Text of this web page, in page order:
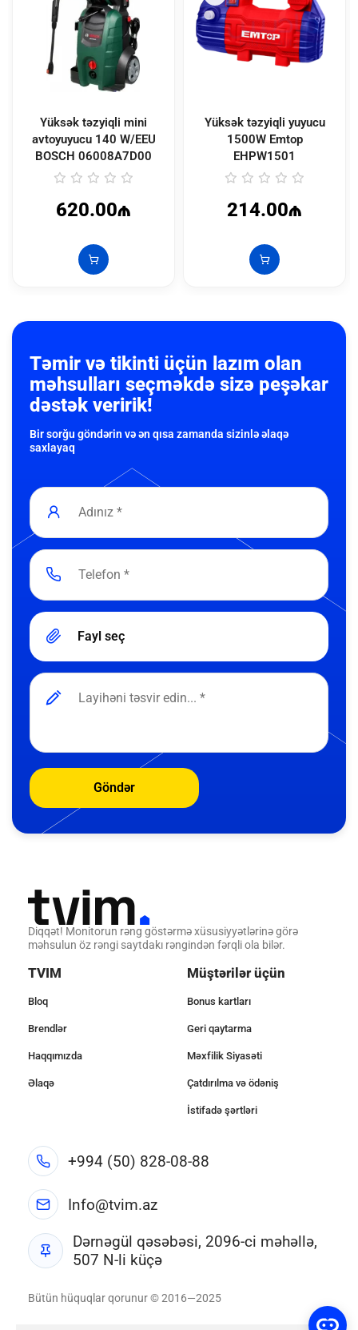
Yüksək təzyiqli mini
avtoyuyucu 140 W/EEU
BOSCH 06008A7D00
620.00₼
Yüksək təzyiqli yuyucu
1500W Emtop
EHPW1501
214.00₼
Təmir və tikinti üçün lazım olan
məhsulları seçməkdə sizə peşəkar
dəstək veririk!
Bir sorğu göndərin və ən qısa zamanda sizinlə əlaqə
saxlayaq
Fayl seç
Göndər
Diqqət! Monitorun rəng göstərmə xüsusiyyətlərinə görə
məhsulun öz rəngi saytdakı rəngindən fərqli ola bilər.
TVIM
Bloq
Brendlər
Haqqımızda
Əlaqə
Müştərilər üçün
Bonus kartları
Geri qaytarma
Məxfilik Siyasəti
Çatdırılma və ödəniş
İstifadə şərtləri
+994 (50) 828-08-88
Info@tvim.az
Dərnəgül qəsəbəsi, 2096-ci məhəllə,
507 N-li küçə
Bütün hüquqlar qorunur © 2016—2025